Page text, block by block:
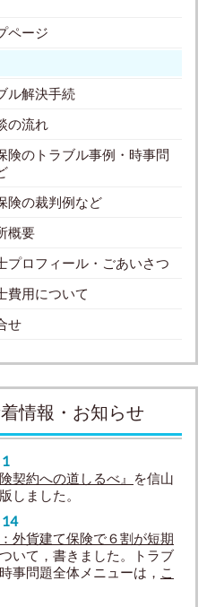
ページ
ル解決手続
の流れ
険のトラブル事例・時事問
険の裁判例など
概要
プロフィール・ごあいさつ
費用について
せ
情報・お知らせ
契約への道しるべ』
を信山
しました。
：外貨建て保険で６割が短期
いて，書きました。トラブ
事問題全体メニューは， こ